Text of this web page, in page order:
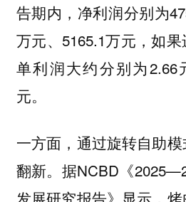
告期内，净利润分别为
万元、5165.1万元，如
单利润大约分别为2.66
元。
一方面，通过旋转自助
翻新。据NCBD《